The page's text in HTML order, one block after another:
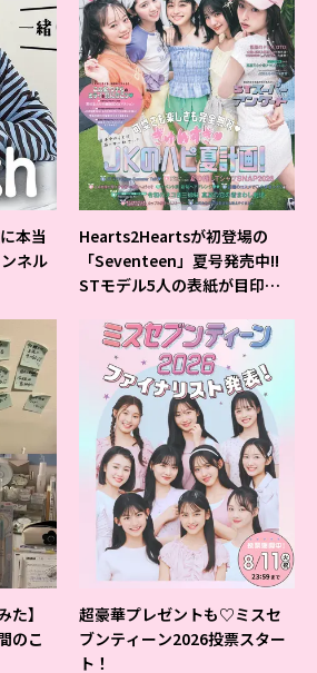
本当
ネル
Hearts2Heartsが初登場の
「Seventeen」夏号発売中!!
STモデル5人の表紙が目印だ
た】
のこ
超豪華プレゼントも♡ミスセ
ブンティーン2026投票スター
ト！